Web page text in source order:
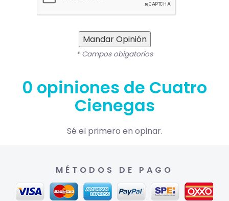
Mandar Opinión
* Campos obigatorios
0 opiniones de Cuatro
Cienegas
Sé el primero en opinar.
MÉTODOS DE PAGO